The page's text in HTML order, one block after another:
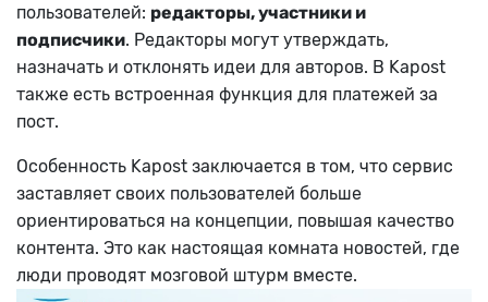
пользователей: редакторы, участники и
подписчики. Редакторы могут утверждать,
назначать и отклонять идеи для авторов. В Kapost
также есть встроенная функция для платежей за
пост.
Особенность Kapost заключается в том, что сервис
заставляет своих пользователей больше
ориентироваться на концепции, повышая качество
контента. Это как настоящая комната новостей, где
люди проводят мозговой штурм вместе.